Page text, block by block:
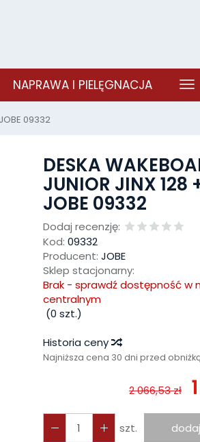
NAPRAWA I PIELĘGNACJA
09332
DESKA
JUNIOR JINX 128
JOBE 09332
Dodaj recenzję:
Kod: 09332
Producent: JOBE
Sklep stacjonarny:
Brak - sprawdź dostępność w
centralnym
(0 szt.)
Historia ceny
Najniższa cena 30 dni przed
2 066,53 zł
szt.